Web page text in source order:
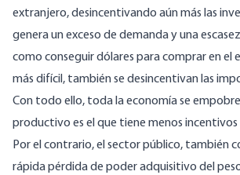
extranjero, desincentivando aún más las
genera un exceso de demanda y una
como conseguir dólares para comprar en el
más difícil, también se desincentivan las
Con todo ello, toda la economía se
productivo es el que tiene menos incentivos
Por el contrario, el sector público, también
rápida pérdida de poder adquisitivo del